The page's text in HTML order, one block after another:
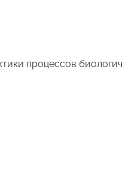
процессов